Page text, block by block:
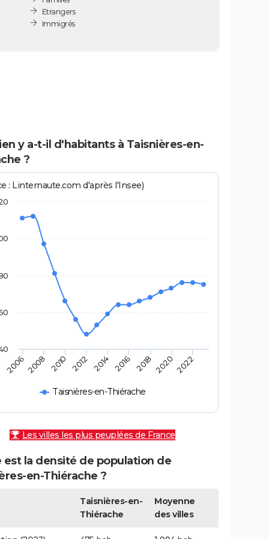
Etrangers
Immigrés
y a-t-il d'habitants à Taisnières-en-
?
: Linternaute.com d'après l'Insee)
Taisnières-en-Thiérache
20062008 2010 2012 2014 2016 2018 20202022
Les villes les plus peuplées de France
est la densité de population de
en-Thiérache ?
Taisnières-en-
Thiérache
Moyenne
des villes